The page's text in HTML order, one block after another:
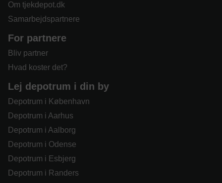
Om tjekdepot.dk
Samarbejdspartnere
For partnere
Bliv partner
Hvad koster det?
Lej depotrum i din by
Depotrum i København
Depotrum i Aarhus
Depotrum i Aalborg
Depotrum i Odense
Depotrum i Esbjerg
Depotrum i Randers